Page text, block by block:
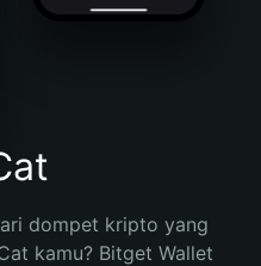
dompet kripto yang
kamu? Bitget Wallet